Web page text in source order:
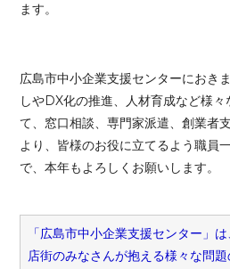
ます。
広島市中小企業支援センターにおき
しやDX化の推進、人材育成など様
て、窓口相談、専門家派遣、創業者
より、皆様のお役に立てるよう職員
で、本年もよろしくお願いします。
「広島市中小企業支援センター」
店街のみなさんが抱える様々な問